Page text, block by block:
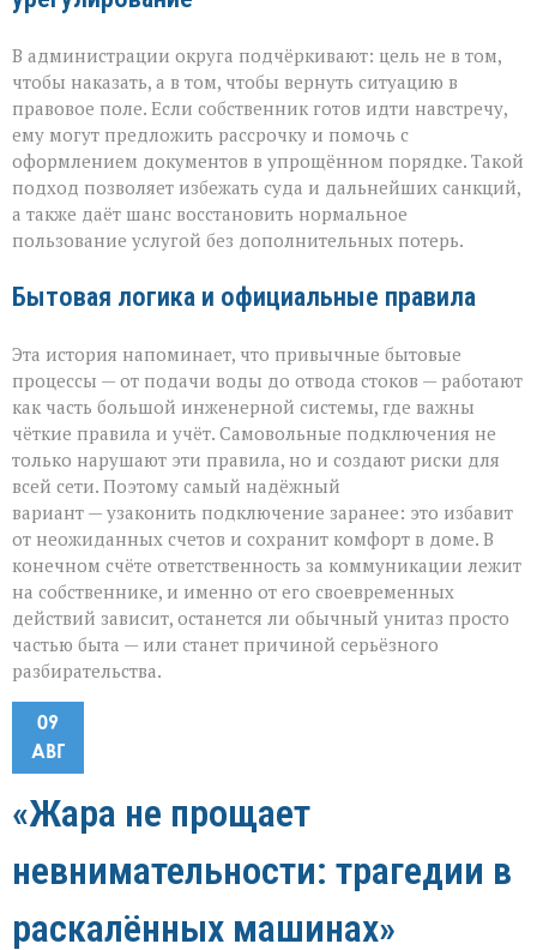
В администрации округа подчёркивают: цель не в том,
чтобы наказать, а в том, чтобы вернуть ситуацию в
правовое поле. Если собственник готов идти навстречу,
ему могут предложить рассрочку и помочь с
оформлением документов в упрощённом порядке. Такой
подход позволяет избежать суда и дальнейших санкций,
а также даёт шанс восстановить нормальное
пользование услугой без дополнительных потерь.
Бытовая логика и официальные правила
Эта история напоминает, что привычные бытовые
процессы — от подачи воды до отвода стоков — работают
как часть большой инженерной системы, где важны
чёткие правила и учёт. Самовольные подключения не
только нарушают эти правила, но и создают риски для
всей сети. Поэтому самый надёжный
вариант — узаконить подключение заранее: это избавит
от неожиданных счетов и сохранит комфорт в доме. В
конечном счёте ответственность за коммуникации лежит
на собственнике, и именно от его своевременных
действий зависит, останется ли обычный унитаз просто
частью быта — или станет причиной серьёзного
разбирательства.
09
АВГ
«Жара не прощает
невнимательности: трагедии в
раскалённых машинах»